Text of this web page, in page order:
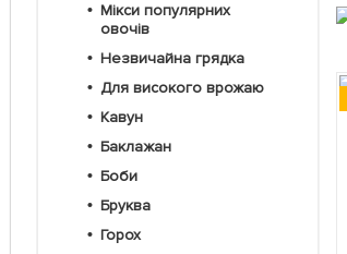
Мікси популярних
овочів
Незвичайна грядка
Для високого врожаю
Кавун
Баклажан
Боби
Бруква
Горох